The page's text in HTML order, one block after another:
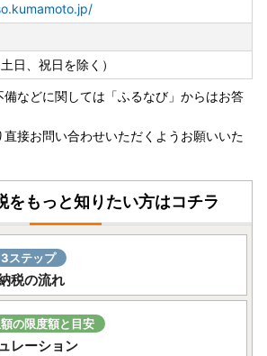
日、祝日を除く）
などに関しては「ふるなび」からはお答
接お問い合わせいただくようお願いいた
をもっと知りたい方はコチラ
ステップ
税の流れ
の限度額と目安
レーション